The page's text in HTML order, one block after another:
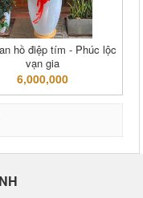
hồ điệp tím - Phúc lộc
vạn gia
6,000,000